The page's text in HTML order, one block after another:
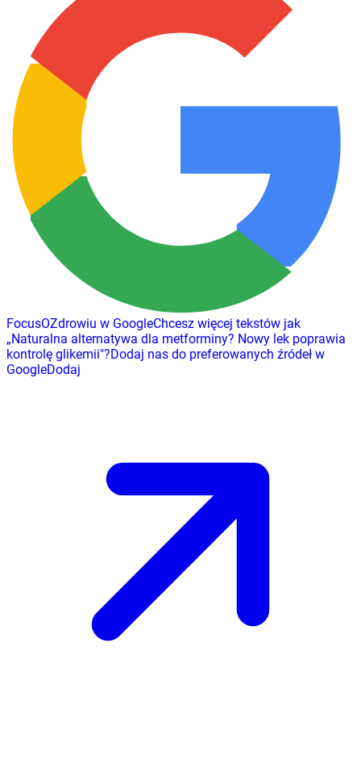
FocusOZdrowiu w GoogleChcesz więcej tekstów jak
„Naturalna alternatywa dla metforminy? Nowy lek poprawia
kontrolę glikemii"?Dodaj nas do preferowanych źródeł w
GoogleDodaj